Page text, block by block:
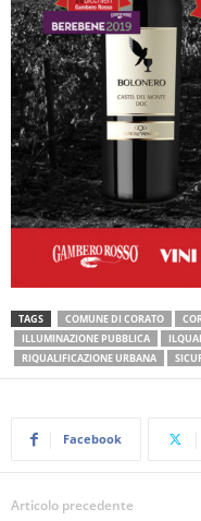
TAGS COMUNE DI CORATO
ILLUMINAZIONE PUBBLICA
RIQUALIFICAZIONE URBANA
Facebook
Articolo precedente